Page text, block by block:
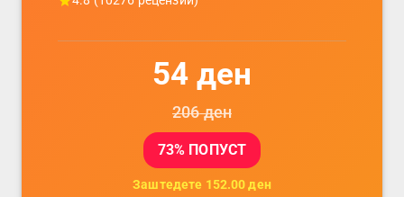
54 ден
206ден
73% ПОПУСТ
Заштедете 152.00 ден